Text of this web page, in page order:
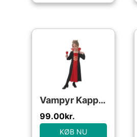
Vampyr Kappe udklædningstøj til børn(Str. 104/S)
99.00kr.
KØB NU